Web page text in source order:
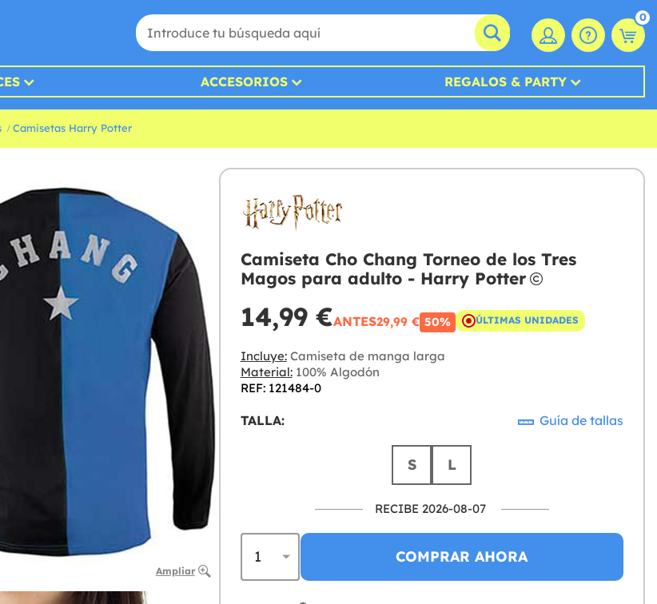
0
ACCESORIOS REGALOS & PARTY
Camisetas Harry Potter
Ampliar
Camiseta Cho Chang Torneo de los Tres
Magos para adulto - Harry Potter
14,99 €ANTES29,99 € 50% ÚLTIMAS UNIDADES
Incluye:Camiseta de manga larga
Material:100% Algodón
REF: 121484-0
TALLA: Guía de tallas
S L
RECIBE 2026-08-07
COMPRAR AHORA